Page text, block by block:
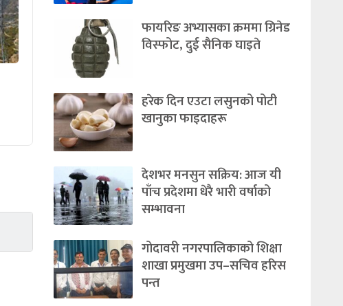
फायरिङ अभ्यासका क्रममा ग्रिनेड
विस्फोट, दुई सैनिक घाइते
हरेक दिन एउटा लसुनको पोटी
खानुका फाइदाहरू
देशभर मनसुन सक्रिय: आज यी
पाँच प्रदेशमा धेरै भारी वर्षाको
सम्भावना
गोदावरी नगरपालिकाको शिक्षा
शाखा प्रमुखमा उप–सचिव हरिस
पन्त